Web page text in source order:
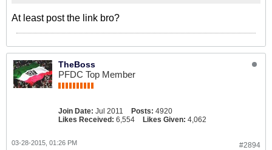
At least post the link bro?
TheBoss
PFDC Top Member
Join Date: Jul 2011 Posts: 4920
Likes Received: 6,554 Likes Given: 4,062
#2894
03-28-2015, 01:26 PM